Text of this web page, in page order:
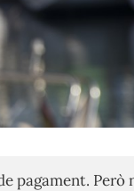
pagament. Però